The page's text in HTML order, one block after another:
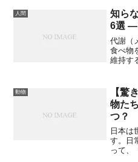
う化学
とても
記事で
カニズ
秘密な
しい化
るはず
人間
知ら
6選 —
代謝（
食べ物
維持す
常で
理解す
と分か
科学的
つのポ
基礎、
定技術
で、一
動物
【驚
物た
つ？
日本は
す。日
って、